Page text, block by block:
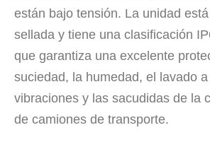
están bajo tensión. La unidad
sellada y tiene una clasificación
que garantiza una excelente
suciedad, la humedad, el lavado
vibraciones y las sacudidas de la
de camiones de transporte.